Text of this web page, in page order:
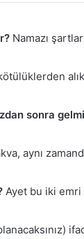
Namazı
sonra
aynı
Ayet bu iki emri